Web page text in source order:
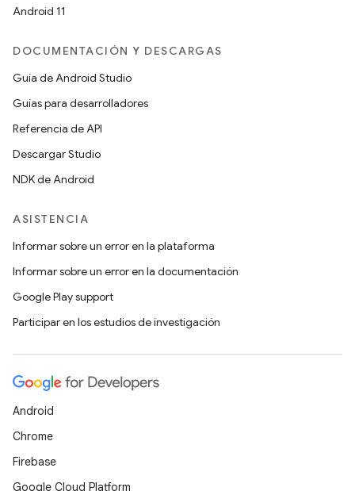
Android 11
DOCUMENTACIÓN Y DESCARGAS
Guía de Android Studio
Guías para desarrolladores
Referencia de API
Descargar Studio
NDK de Android
ASISTENCIA
Informar sobre un error en la plataforma
Informar sobre un error en la documentación
Google Play support
Participar en los estudios de investigación
Android
Chrome
Firebase
Google Cloud Platform